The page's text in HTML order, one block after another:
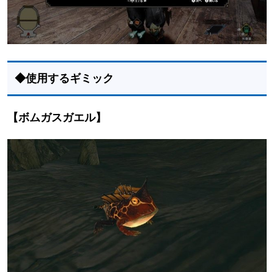
◆使用するギミック
【ボムガスガエル】